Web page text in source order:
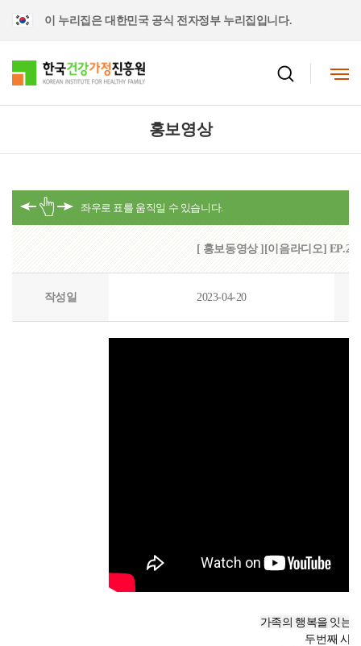
이 누리집은 대한민국 공식 전자정부 누리집입니다.
홍보영상
[ 홍보동영상 ][이음라디오] EP.2
작성일 2023-04-20
가족의 행복을 잇는
두번째 사